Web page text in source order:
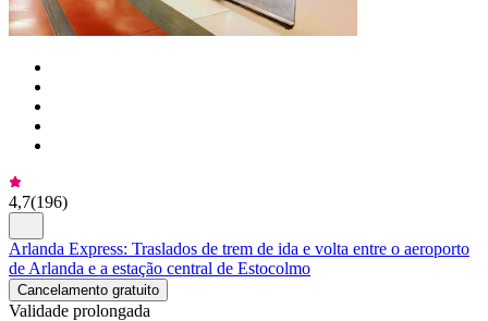
4,7(196)
Arlanda Express: Traslados de trem de ida e volta entre o aeroporto
de Arlanda e a estação central de Estocolmo
Cancelamento gratuito
Validade prolongada